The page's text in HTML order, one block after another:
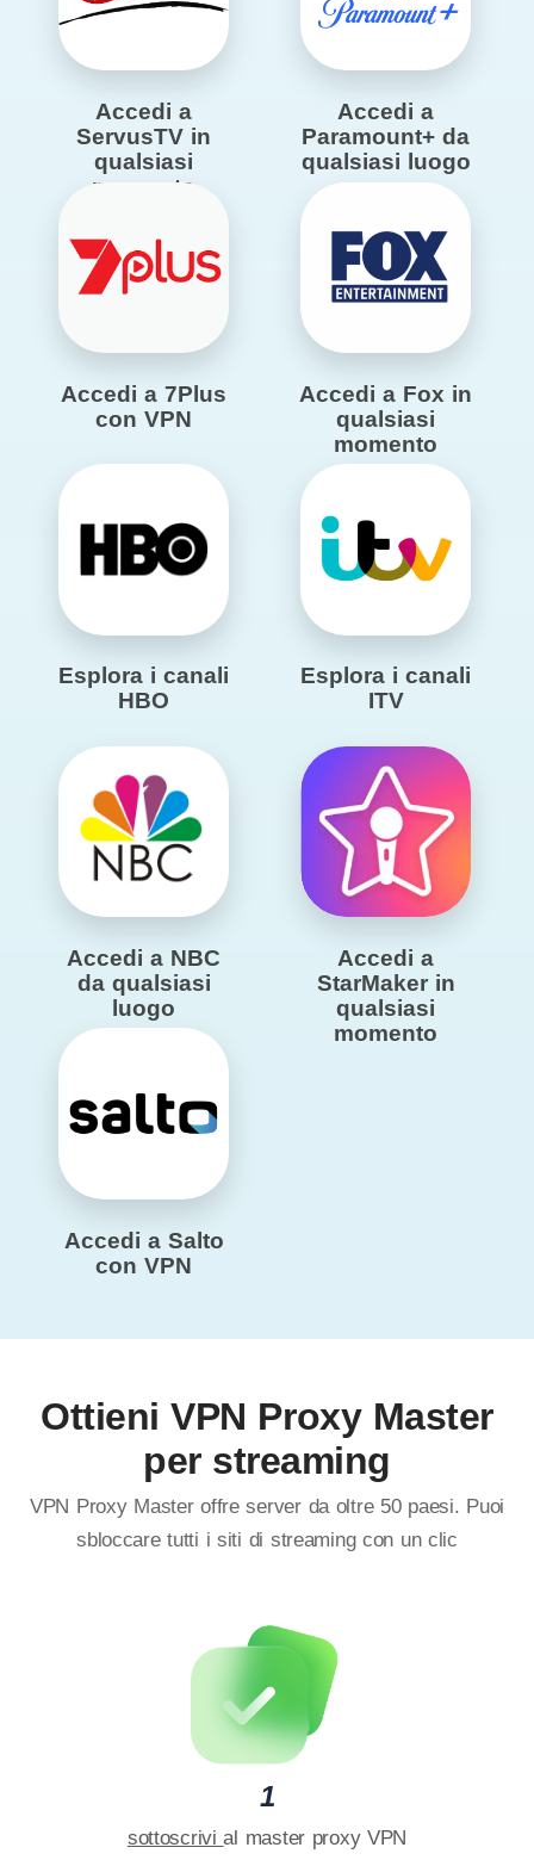
Accedi a
ServusTV in
qualsiasi
momento
Accedi a
Paramount+ da
qualsiasi luogo
Accedi a 7Plus
con VPN
Accedi a Fox in
qualsiasi
momento
Esplora i canali
HBO
Esplora i canali
ITV
Accedi a NBC
da qualsiasi
luogo
Accedi a
StarMaker in
qualsiasi
momento
Accedi a Salto
con VPN
Ottieni VPN Proxy Master
per streaming
VPN Proxy Master offre server da oltre 50 paesi. Puoi
sbloccare tutti i siti di streaming con un clic
1
sottoscrivial master proxy VPN